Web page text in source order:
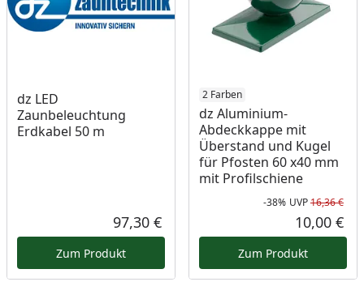
dz LED
Zaunbeleuchtung
Erdkabel 50 m
Aktueller Preis
97,30 €
Zum Produkt
2 Farben
dz Aluminium-
Abdeckkappe mit
Überstand und Kugel
für Pfosten 60 x40 mm
mit Profilschiene
-38% UVP16,36 €
10,00 €
Zum Produkt